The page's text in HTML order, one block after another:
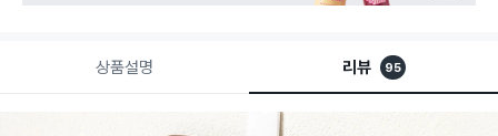
상품설명 리뷰 95